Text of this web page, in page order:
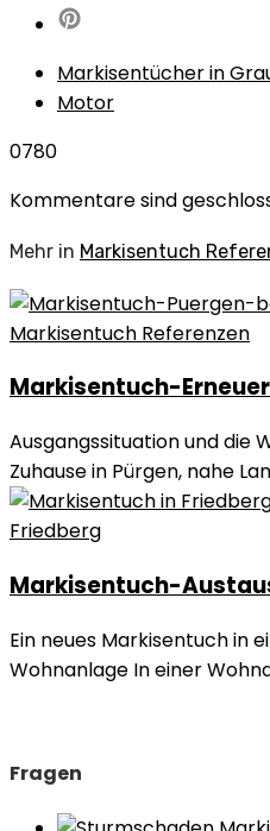
Markisentücher in
Motor
0780
Kommentare sind
Mehr in Markisentuch
Markisentuch Referenzen
Markisentuch-
Ausgangssituation und die
Zuhause in Pürgen, nahe
Friedberg
Markisentuch-
Ein neues Markisentuch in
Wohnanlage In einer
Fragen